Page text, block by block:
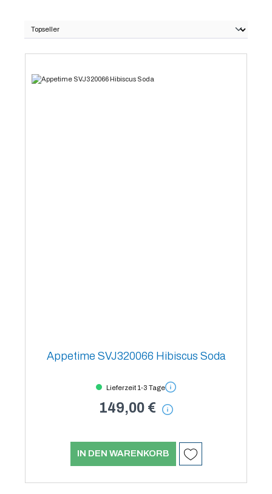
Appetime SVJ320066 Hibiscus Soda
Lieferzeit 1-3 Tage
149,00 €
IN DEN WARENKORB